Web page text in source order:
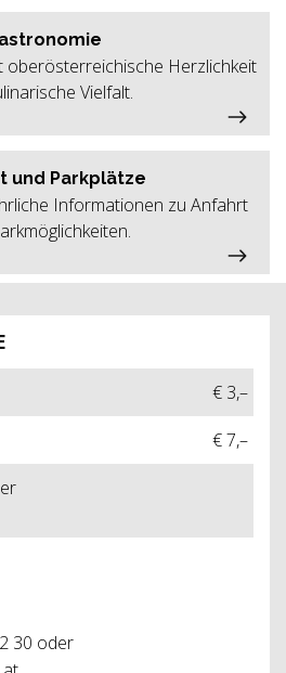
€ 3,–
€ 7,–
30 oder
oberösterreichische Herzlichkeit
Vielfalt.
und Parkplätze
Informationen zu Anfahrt